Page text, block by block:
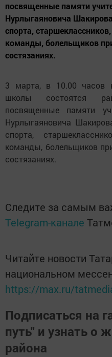
посвященные памяти
Нурлыгаяновича
спорта,
команды, болельщиков
состязаниях.
3 марта, в 10.00 часов
школы состоятся
посвященные памяти
Нурлыгаяновича
спорта,
команды, болельщиков
состязаниях.
Следите за самым
Telegram-канале
Читайте новости
национальном
https://max.ru/
Подписаться на
путь" и узнать о
района